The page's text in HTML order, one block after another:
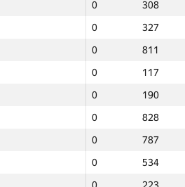
0
308
0
327
0
811
0
117
0
190
0
828
0
787
0
534
0
308
0
327
0
811
0
117
0
190
0
828
0
787
0
534